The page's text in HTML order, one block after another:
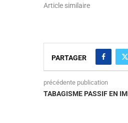
Article similaire
PARTAGER
précédente publication
TABAGISME PASSIF EN